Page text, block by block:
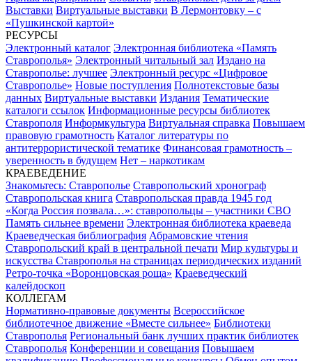
Выставки Виртуальные выставки В Лермонтовку – с
«Пушкинской картой»
РЕСУРСЫ
Электронный каталог Электронная библиотека «Память
Ставрополья» Электронный читальный зал Издано на
Ставрополье: лучшее Электронный ресурс «Цифровое
Ставрополье» Новые поступления Полнотекстовые базы
данных Виртуальные выставки Издания Тематические
каталоги ссылок Информационные ресурсы библиотек
Ставрополя Информкультура Виртуальная справка Повышаем
правовую грамотность Каталог литературы по
антитеррористической тематике Финансовая грамотность –
уверенность в будущем Нет – наркотикам
КРАЕВЕДЕНИЕ
Знакомьтесь: Ставрополье Ставропольский хронограф
Ставропольская книга Ставропольская правда 1945 год
«Когда Россия позвала…»: ставропольцы – участники СВО
Память сильнее времени Электронная библиотека краеведа
Краеведческая библиография Абрамовские чтения
Ставропольский край в центральной печати Мир культуры и
искусства Ставрополья на страницах периодических изданий
Ретро-точка «Воронцовская роща» Краеведческий
калейдоскоп
КОЛЛЕГАМ
Нормативно-правовые документы Всероссийское
библиотечное движение «Вместе сильнее» Библиотеки
Ставрополья Региональный банк лучших практик библиотек
Ставрополья Конференции и совещания Повышаем